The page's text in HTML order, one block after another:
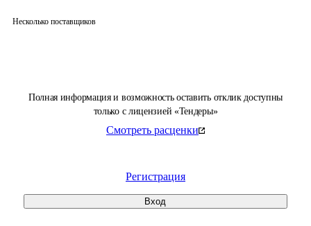
Полная информация и возможность оставить отклик доступны
только с лицензией «Тендеры»
Смотреть расценки
Регистрация
Вход
Несколько поставщиков